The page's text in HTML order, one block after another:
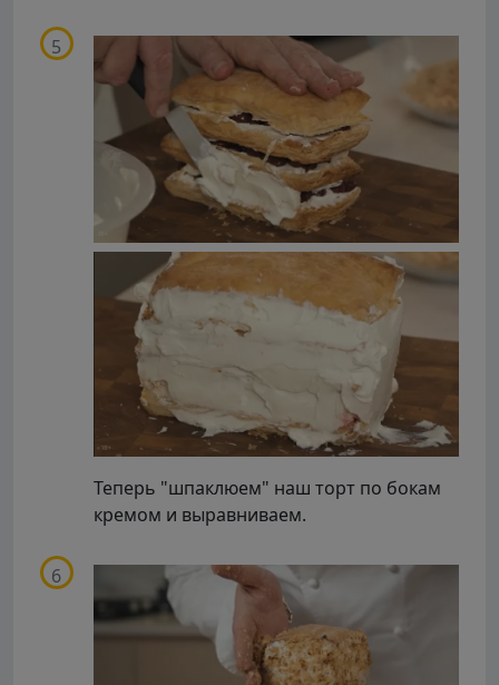
Теперь "шпаклюем" наш торт по бокам
кремом и выравниваем.